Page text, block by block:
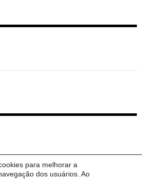
para melhorar a
dos usuários. Ao